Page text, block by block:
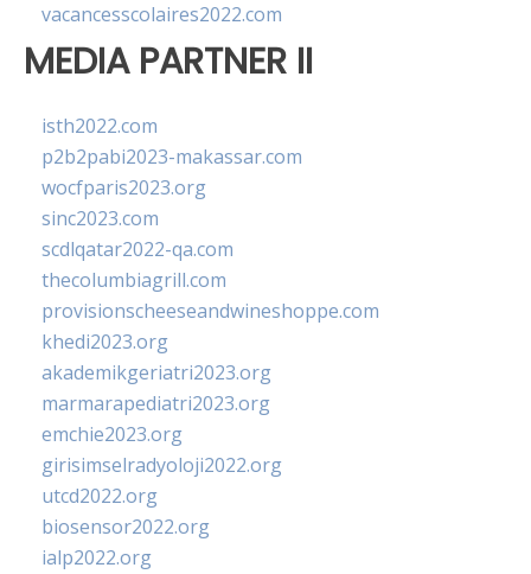
vacancesscolaires2022.com
MEDIA PARTNER II
isth2022.com
p2b2pabi2023-makassar.com
wocfparis2023.org
sinc2023.com
scdlqatar2022-qa.com
thecolumbiagrill.com
provisionscheeseandwineshoppe.com
khedi2023.org
akademikgeriatri2023.org
marmarapediatri2023.org
emchie2023.org
girisimselradyoloji2022.org
utcd2022.org
biosensor2022.org
ialp2022.org